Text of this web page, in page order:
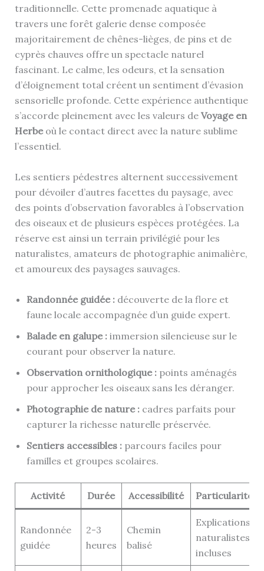
traditionnelle. Cette promenade aquatique à
travers une forêt galerie dense composée
majoritairement de chênes-lièges, de pins et de
cyprès chauves offre un spectacle naturel
fascinant. Le calme, les odeurs, et la sensation
d’éloignement total créent un sentiment d’évasion
sensorielle profonde. Cette expérience authentique
s’accorde pleinement avec les valeurs de Voyage en
Herbeoù le contact direct avec la nature sublime
l’essentiel.
Les sentiers pédestres alternent successivement
pour dévoiler d’autres facettes du paysage, avec
des points d’observation favorables à l’observation
des oiseaux et de plusieurs espèces protégées. La
réserve est ainsi un terrain privilégié pour les
naturalistes, amateurs de photographie animalière,
et amoureux des paysages sauvages.
Randonnée guidée :découverte de la flore et
faune locale accompagnée d’un guide expert.
Balade en galupe :immersion silencieuse sur le
courant pour observer la nature.
Observation ornithologique :points aménagés
pour approcher les oiseaux sans les déranger.
Photographie de nature :cadres parfaits pour
capturer la richesse naturelle préservée.
Sentiers accessibles :parcours faciles pour
familles et groupes scolaires.
Activité Durée Accessibilité Particularités
Randonnée
guidée
2-3
heures
Chemin
balisé
Explications
naturalistes
incluses